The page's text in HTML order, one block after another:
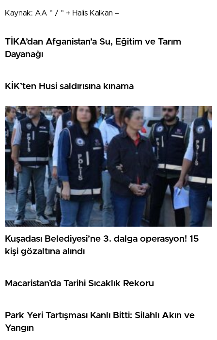
Kaynak: AA ” / ” + Halis Kalkan –
TİKA’dan Afganistan’a Su, Eğitim ve Tarım
Dayanağı
KİK’ten Husi saldırısına kınama
Kuşadası Belediyesi’ne 3. dalga operasyon! 15
kişi gözaltına alındı
Macaristan’da Tarihi Sıcaklık Rekoru
Park Yeri Tartışması Kanlı Bitti: Silahlı Akın ve
Yangın